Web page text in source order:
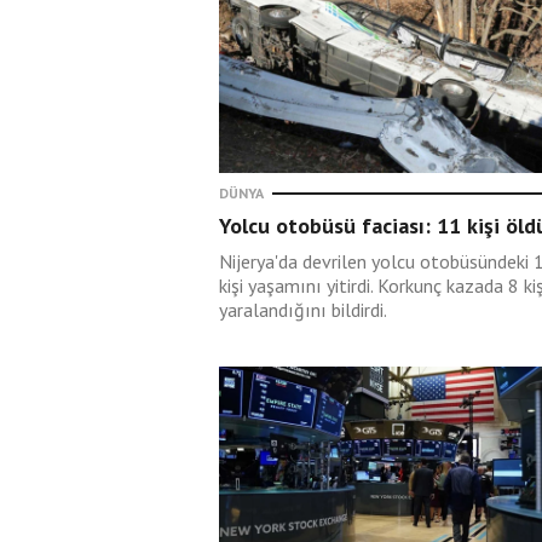
Kapı erken açılmadı,
salon daha büyük
Bu mu itirazınız?
DÜNYA
Yolcu otobüsü faciası: 11 kişi
Nijerya'da devrilen yolcu otobüsündeki
kişi yaşamını yitirdi. Korkunç kazada 8
yaralandığını bildirdi.